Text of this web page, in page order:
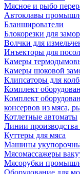
Мясное и рыбо
Автоклавы
Бланширователи
Блокорезки для
Волчки для
Инъекторы для
Камеры
Камеры шоковой
Клипсаторы для
Комплект
Комплект
консервов из мяса,
Котлетные автоматы
Линии производства
Куттеры для мяса
Машины
Мясомассажеры
Мясорубки
Оборудование для